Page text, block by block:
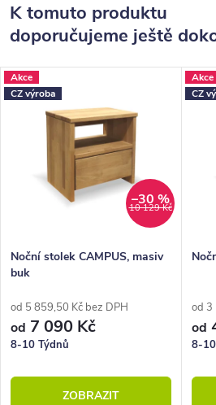
K tomuto produktu
doporučujeme ještě
Akce
CZ výroba
10 129 Kč
–30 %
Noční stolek CAMPUS, masiv
buk
od 5 859,50 Kč bez DPH
od 7 090 Kč
8-10 Týdnů
ZOBRAZIT
Akce
CZ
od 3
od
8-